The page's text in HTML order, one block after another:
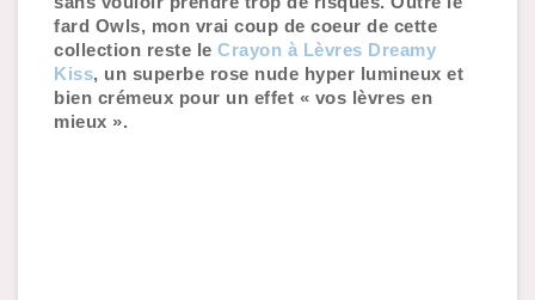
fard Owls, mon vrai coup de coeur de cette
collection reste le Crayon à Lèvres Dreamy
Kiss, un superbe rose nude hyper lumineux et
bien crémeux pour un effet « vos lèvres en
mieux ».